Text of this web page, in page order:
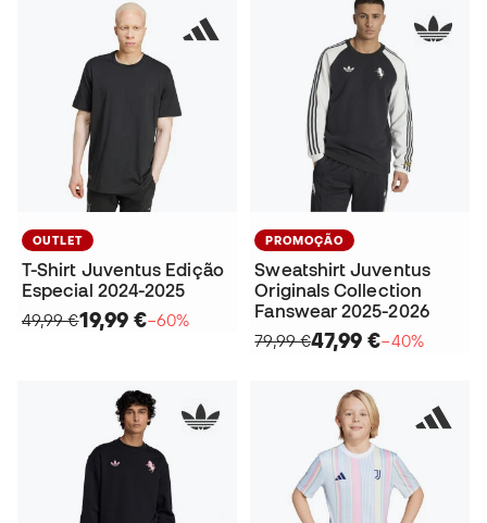
OUTLET
T-Shirt Juventus Edição
Especial 2024-2025
49,99 €19,99 €−60%
PROMOÇÃO
Sweatshirt Juventus
Originals Collection
Fanswear 2025-2026
79,99 €47,99 €−40%